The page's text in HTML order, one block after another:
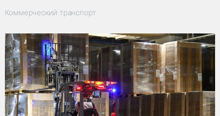
Коммерческий транспорт